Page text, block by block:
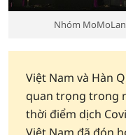
Nhóm
Việt Nam và Hàn
quan trọng trong
thời điểm dịch